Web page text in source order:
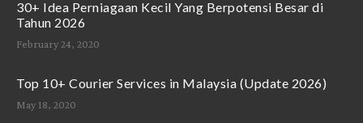
30+ Idea Perniagaan Kecil Yang Berpotensi Besar di
Tahun 2026
February 24, 2020
Top 10+ Courier Services in Malaysia (Update 2026)
May 18, 2020